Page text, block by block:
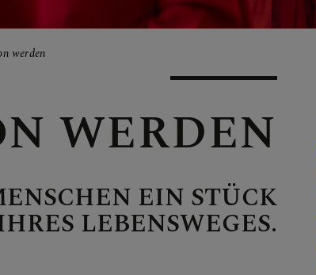
werden
WERDEN
EIN STÜCK
LEBENSWEGES.